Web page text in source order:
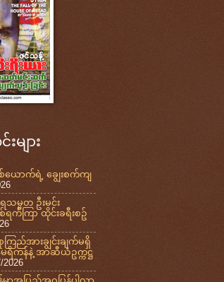
များ
ယောက်ရဲ့ ချွေးစက်ကျ
မ္မတ ဦးမင်း
က်ကြာ ထိုင်းခရီးစဥ်
ကြည်အားချွင်းချက်မရှိ
ရိကန်နဲ့ အာဆီယံဥက္ကဋ္ဌ